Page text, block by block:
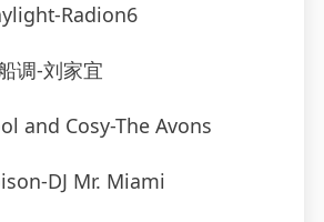
Radion6
调-刘家宜
and Cosy-The Avons
DJ Mr. Miami